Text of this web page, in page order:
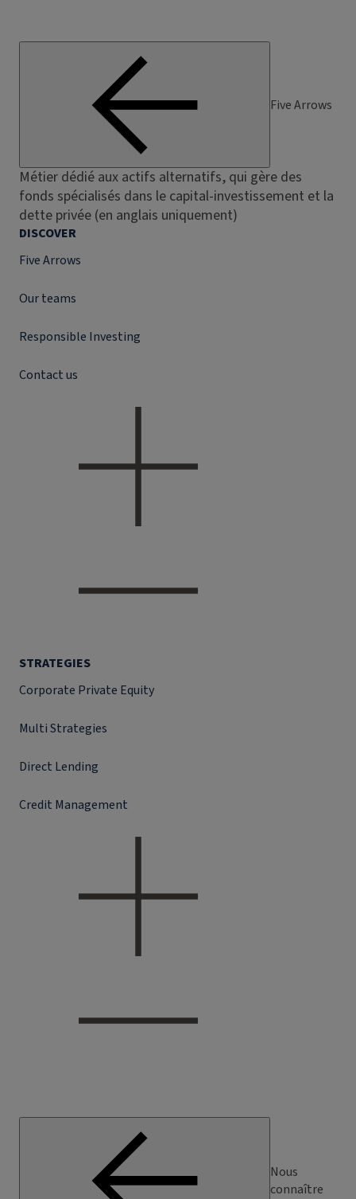
Five Arrows
Métier dédié aux actifs alternatifs, qui gère des
fonds spécialisés dans le capital-investissement et la
dette privée (en anglais uniquement)
DISCOVER
Five Arrows
Our teams
Responsible Investing
Contact us
STRATEGIES
Corporate Private Equity
Multi Strategies
Direct Lending
Credit Management
Nous
connaître